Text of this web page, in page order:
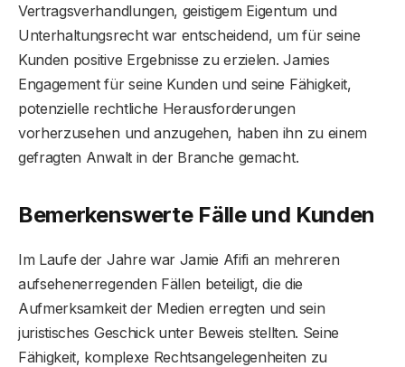
Vertragsverhandlungen, geistigem Eigentum und
Unterhaltungsrecht war entscheidend, um für seine
Kunden positive Ergebnisse zu erzielen. Jamies
Engagement für seine Kunden und seine Fähigkeit,
potenzielle rechtliche Herausforderungen
vorherzusehen und anzugehen, haben ihn zu einem
gefragten Anwalt in der Branche gemacht.
Bemerkenswerte Fälle und Kunden
Im Laufe der Jahre war Jamie Afifi an mehreren
aufsehenerregenden Fällen beteiligt, die die
Aufmerksamkeit der Medien erregten und sein
juristisches Geschick unter Beweis stellten. Seine
Fähigkeit, komplexe Rechtsangelegenheiten zu